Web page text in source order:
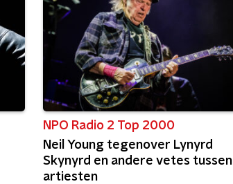
NPO Radio 2 Top 2000
Neil Young tegenover Lynyrd
Skynyrd en andere vetes tussen
artiesten